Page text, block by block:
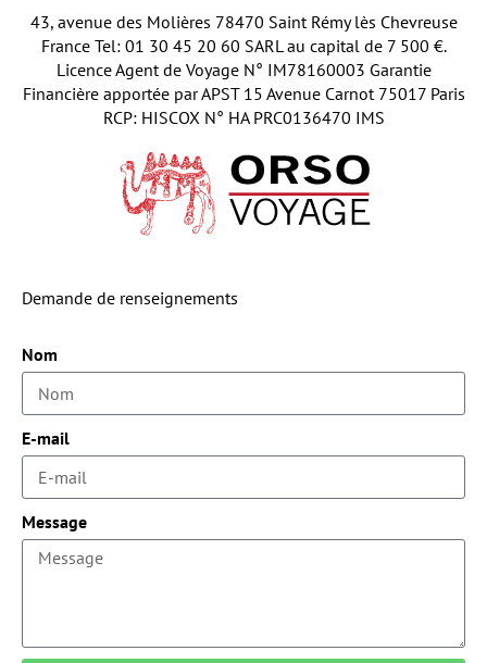
43, avenue des Molières 78470 Saint Rémy lès Chevreuse
France Tel: 01 30 45 20 60 SARL au capital de 7 500 €.
Licence Agent de Voyage N° IM78160003 Garantie
Financière apportée par APST 15 Avenue Carnot 75017 Paris
RCP: HISCOX N° HA PRC0136470 IMS
Demande de renseignements
Nom
E-mail
Message